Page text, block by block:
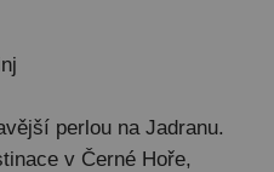
perlou na Jadranu.
v Černé Hoře,